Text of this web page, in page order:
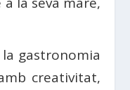
gastronomia
creativitat,